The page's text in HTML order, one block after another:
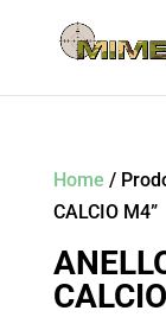
Home /
CALCIO M4”